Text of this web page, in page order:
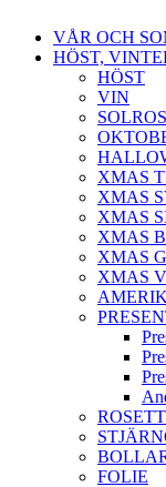
VÅR OCH
HÖST,
HÖST
VIN
XMAS
XMAS
XMAS
XMAS
XMAS
XMAS
FOLIE